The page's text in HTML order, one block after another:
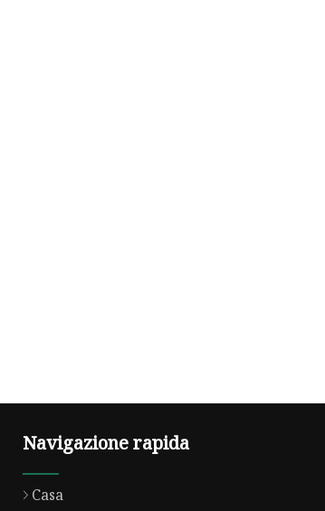
Navigazione rapida
Casa